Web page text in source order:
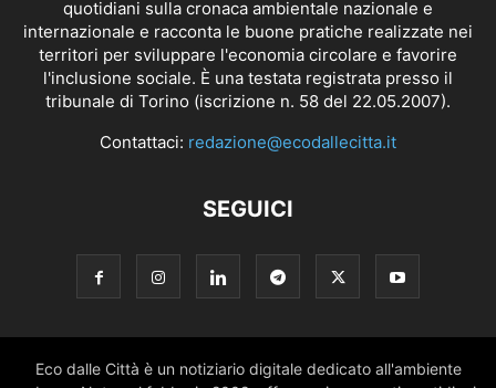
quotidiani sulla cronaca ambientale nazionale e
internazionale e racconta le buone pratiche realizzate nei
territori per sviluppare l'economia circolare e favorire
l'inclusione sociale. È una testata registrata presso il
tribunale di Torino (iscrizione n. 58 del 22.05.2007).
Contattaci: redazione@ecodallecitta.it
SEGUICI
Eco dalle Città è un notiziario digitale dedicato all'ambiente